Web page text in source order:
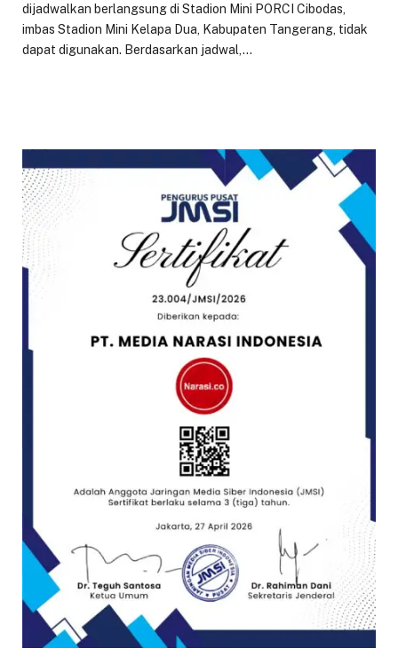
dijadwalkan berlangsung di Stadion Mini PORCI Cibodas,
imbas Stadion Mini Kelapa Dua, Kabupaten Tangerang, tidak
dapat digunakan. Berdasarkan jadwal,…